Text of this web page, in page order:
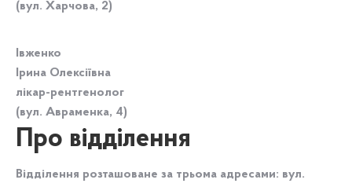
(вул. Харчова, 2)
Івженко
Ірина Олексіївна
лікар-рентгенолог
(вул. Авраменка, 4)
Про відділення
Відділення розташоване за трьома адресами: вул.